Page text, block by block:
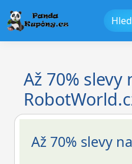
to
content
Až 70% slevy
Až 70% slevy